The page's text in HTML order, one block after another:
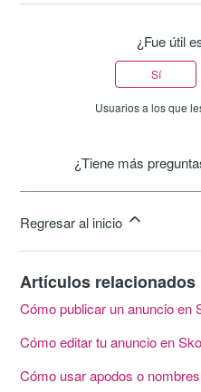
¿Fue útil
Sí
Usuarios a los que
¿Tiene más
Regresar al inicio
Artículos relacionados
Cómo publicar un anuncio en
Cómo editar tu anuncio en
Cómo usar apodos o